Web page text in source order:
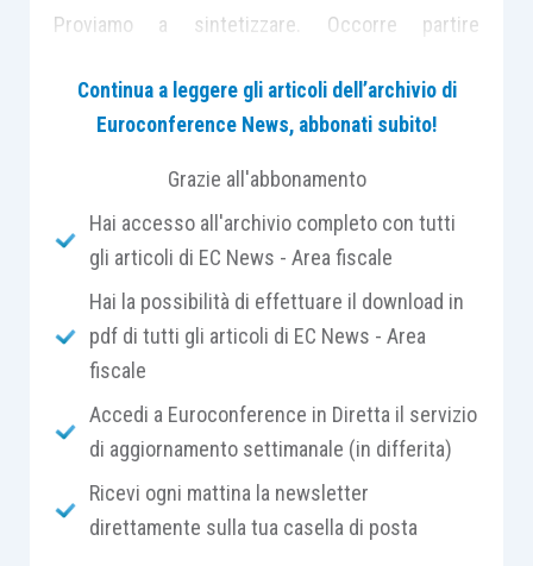
Proviamo a sintetizzare. Occorre partire
cooperative si applicano, come regola generale,
le norme sullasocietà per azioni, in quanto
che trovino applicazione le norme sullasocietà a
responsabilità limitatasempre che ricorrano
alternativamente i seguenti requisiti:
attivo dello stato patrimoniale
superiore a euro 1.000.000;
numero di soci cooperatoriinferiore a 20
Andiamo, quindi, a leggere l’articolo 2543 cod.
che prevede la nomina(obbligatoria)
Continua a leggere gli articoli dell’archivio di
Euroconference News, abbonati subito!
Grazie all'abbonamento
Hai accesso all'archivio completo con tutti
gli articoli di EC News - Area fiscale
Hai la possibilità di effettuare il download in
pdf di tutti gli articoli di EC News - Area
fiscale
Accedi a Euroconference in Diretta il servizio
di aggiornamento settimanale (in differita)
Ricevi ogni mattina la newsletter
direttamente sulla tua casella di posta